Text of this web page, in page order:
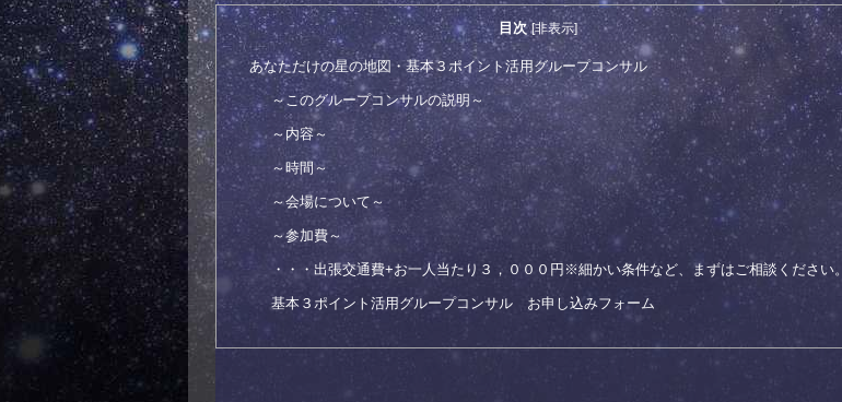
目次 [非表示]
あなただけの星の地図・基本３ポイント活用グループコンサル
～このグループコンサルの説明～
～内容～
～時間～
～会場について～
～参加費～
・・・出張交通費+お一人当たり３，０００円※細かい条件など、まずはご相談ください。
基本３ポイント活用グループコンサル お申し込みフォーム